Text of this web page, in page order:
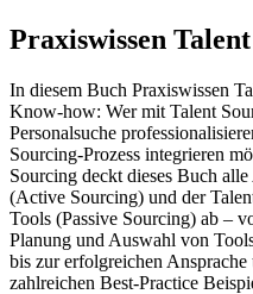
Praxiswissen
In diesem Buch Praxiswissen
Know-how: Wer mit Talent
Personalsuche
Sourcing-Prozess integrieren
Sourcing deckt dieses Buch
(Active Sourcing) und der
Tools (Passive Sourcing) ab –
Planung und Auswahl von
bis zur erfolgreichen
zahlreichen Best-Practice